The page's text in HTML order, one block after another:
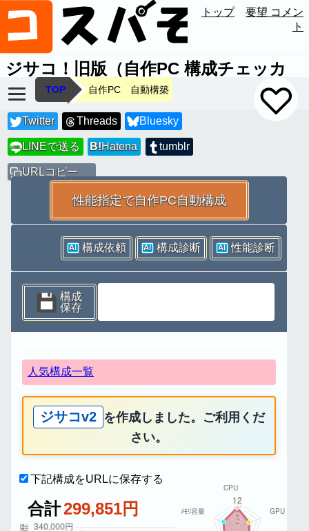
トップ
要望 コメン
ト
ジサコ！旧版（自作PC 構成チェッカ
ー）
Ver.1.992
TOP 自作PC 自動構築
Twitter Threads Bluesky
LINE LINEで送る B!Hatena tumblr
URLコピー
性能指定で自作PC自動構成
AI 構成依頼 AI 構成診断 AI 性能診断
構成
保存
人気構成一覧
ジサコv2 を作成しました。ご利用くだ
さい。
下記構成をURLに保存する
合計299,851円